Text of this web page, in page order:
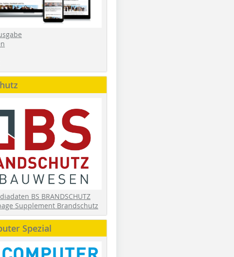
BS BRANDSCHUTZ
Supplement Brandschutz
Spezial